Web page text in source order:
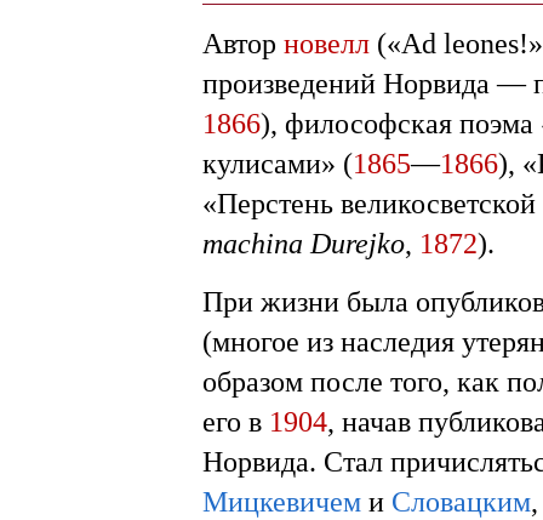
Автор новелл («Ad
произведений Норвида —
1866), философская
кулисами» (1865—1866),
«Перстень
machina Durejko, 1872).
При жизни была
(многое из наследия
образом после того, как
его в 1904, начав
Норвида. Стал
Мицкевичем и Словацким